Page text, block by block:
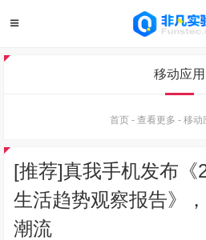
移动应用
首页 - 查看更多 - 移动
[推荐]真我手机发布《
生活趋势观察报告》
潮流